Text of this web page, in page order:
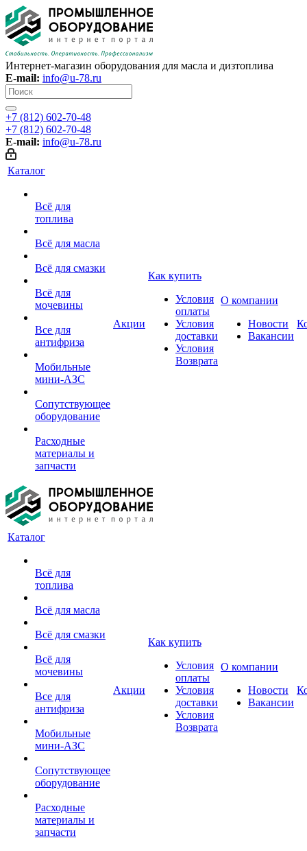
Интернет-магазин оборудования для масла и дизтоплива
E-mail: info@u-78.ru
+7 (812) 602-70-48
+7 (812) 602-70-48
E-mail: info@u-78.ru
Каталог
Всё для
топлива
Всё для масла
Всё для смазки
Всё для
мочевины
Все для
антифриза
Мобильные
мини-АЗС
Сопутствующее
оборудование
Расходные
материалы и
запчасти
Акции
Как купить
Условия
оплаты
Условия
доставки
Условия
Возврата
О компании
Новости
Вакансии
Каталог
Всё для
топлива
Всё для масла
Всё для смазки
Всё для
мочевины
Все для
антифриза
Мобильные
мини-АЗС
Сопутствующее
оборудование
Расходные
материалы и
запчасти
Акции
Как купить
Условия
оплаты
Условия
доставки
Условия
Возврата
О компании
Новости
Вакансии